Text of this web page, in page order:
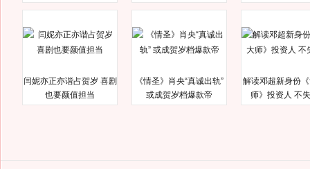
闫妮亦正亦谐占贺岁 喜剧
也要颜值担当
《情圣》肖央“真诚出轨”
或成贺岁档爆款帝
解读邓超新身份
师》投资人 不